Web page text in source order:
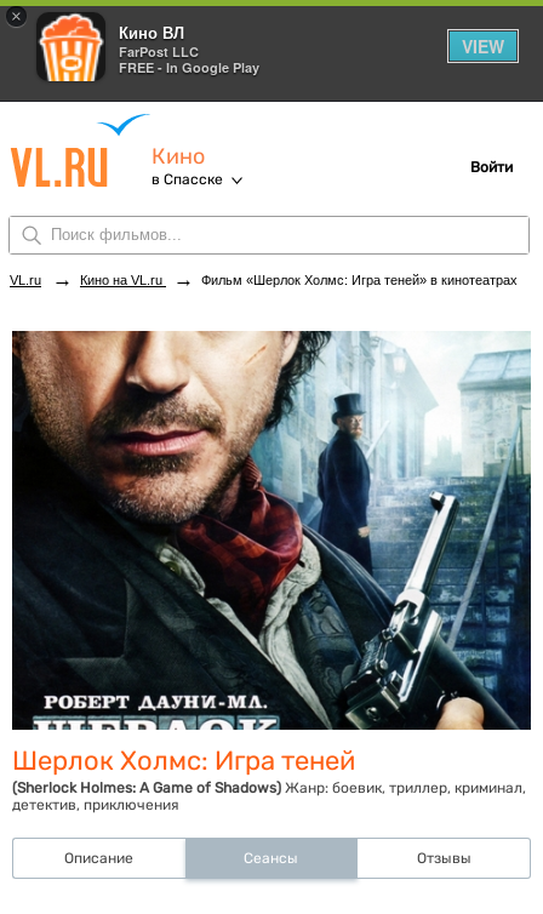
×
Кино ВЛ
FarPost LLC
FREE - In Google Play
VIEW
Кино
в Спасске
Войти
VL.ru → Кино на VL.ru → Фильм «Шерлок Холмс: Игра теней» в кинотеатрах Спасска. Купить билеты!
Шерлок Холмс: Игра теней
(Sherlock Holmes: A Game of Shadows) Жанр: боевик, триллер, криминал,
детектив, приключения
Описание Сеансы Отзывы